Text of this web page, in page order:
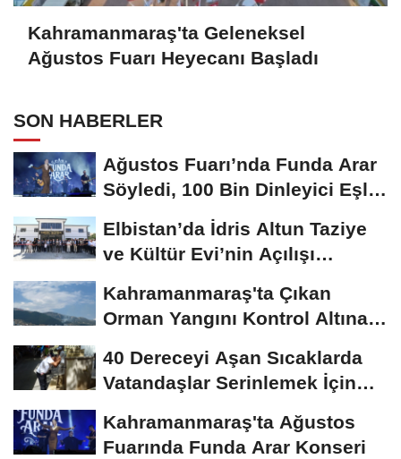
Kahramanmaraş'ta Geleneksel
Ağustos Fuarı Heyecanı Başladı
SON HABERLER
Ağustos Fuarı’nda Funda Arar
Söyledi, 100 Bin Dinleyici Eşlik
Elbistan’da İdris Altun Taziye
ve Kültür Evi’nin Açılışı
Kahramanmaraş'ta Çıkan
Orman Yangını Kontrol Altına
40 Dereceyi Aşan Sıcaklarda
Vatandaşlar Serinlemek İçin
Kahramanmaraş'ta Ağustos
Fuarında Funda Arar Konseri